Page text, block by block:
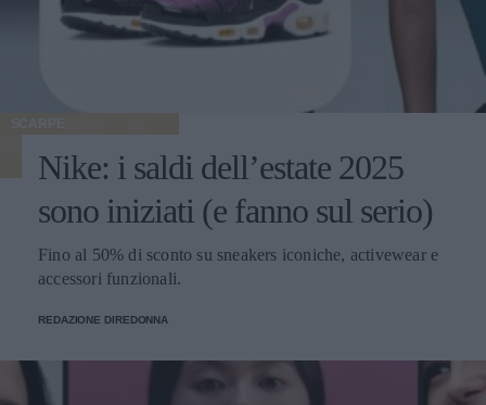
SCARPE
Nike: i saldi dell’estate 2025
sono iniziati (e fanno sul serio)
Fino al 50% di sconto su sneakers iconiche, activewear e
accessori funzionali.
REDAZIONE DIREDONNA